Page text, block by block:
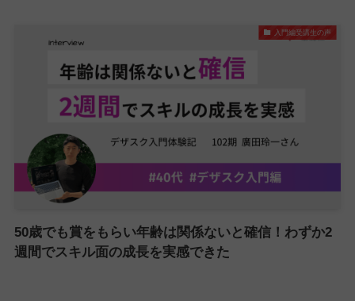
入門編受講生の声
50歳でも賞をもらい年齢は関係ないと確信！わずか2
週間でスキル面の成長を実感できた